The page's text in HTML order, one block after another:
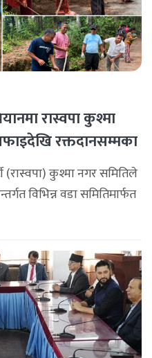
रास्वपा कुश्मा
रक्तदानसम्मका
(रास्वपा) कुश्मा नगर समितिले
विभिन्न वडा समितिमार्फत
सञ्चालन गरिरहेको जनाएको